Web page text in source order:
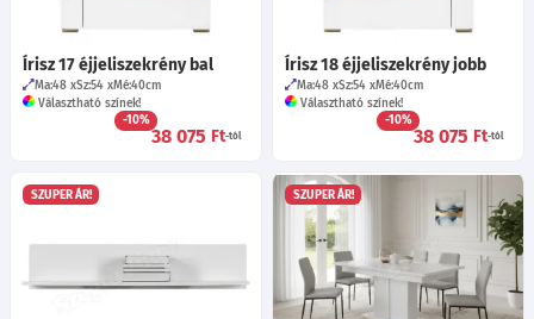
Írisz 17 éjjeliszekrény bal
Ma:48 Sz:54 Mé:40cm
Választható színek!
-10%
38 075 Ft-tól
Írisz 18 éjjeliszekrény jobb
Ma:48 Sz:54 Mé:40cm
Választható színek!
-10%
38 075 Ft-tól
SZUPER ÁR! SZUPER ÁR!